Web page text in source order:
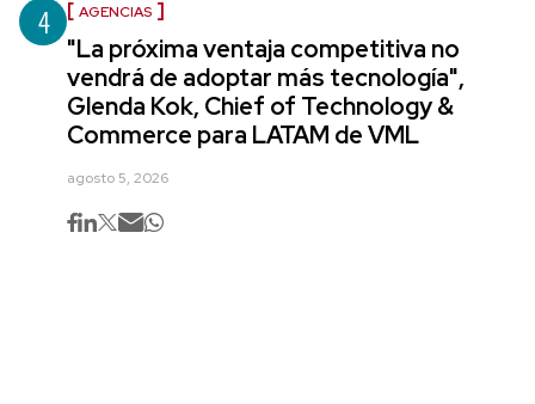
4 AGENCIAS
"La próxima ventaja competitiva no
vendrá de adoptar más tecnología",
Glenda Kok, Chief of Technology &
Commerce para LATAM de VML
agosto 5, 2026